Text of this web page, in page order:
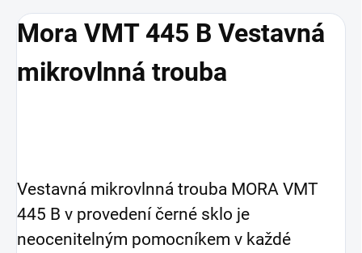
Mora VMT 445 B Vestavná
mikrovlnná trouba
Vestavná mikrovlnná trouba MORA VMT
445 B v provedení černé sklo je
neocenitelným pomocníkem v každé